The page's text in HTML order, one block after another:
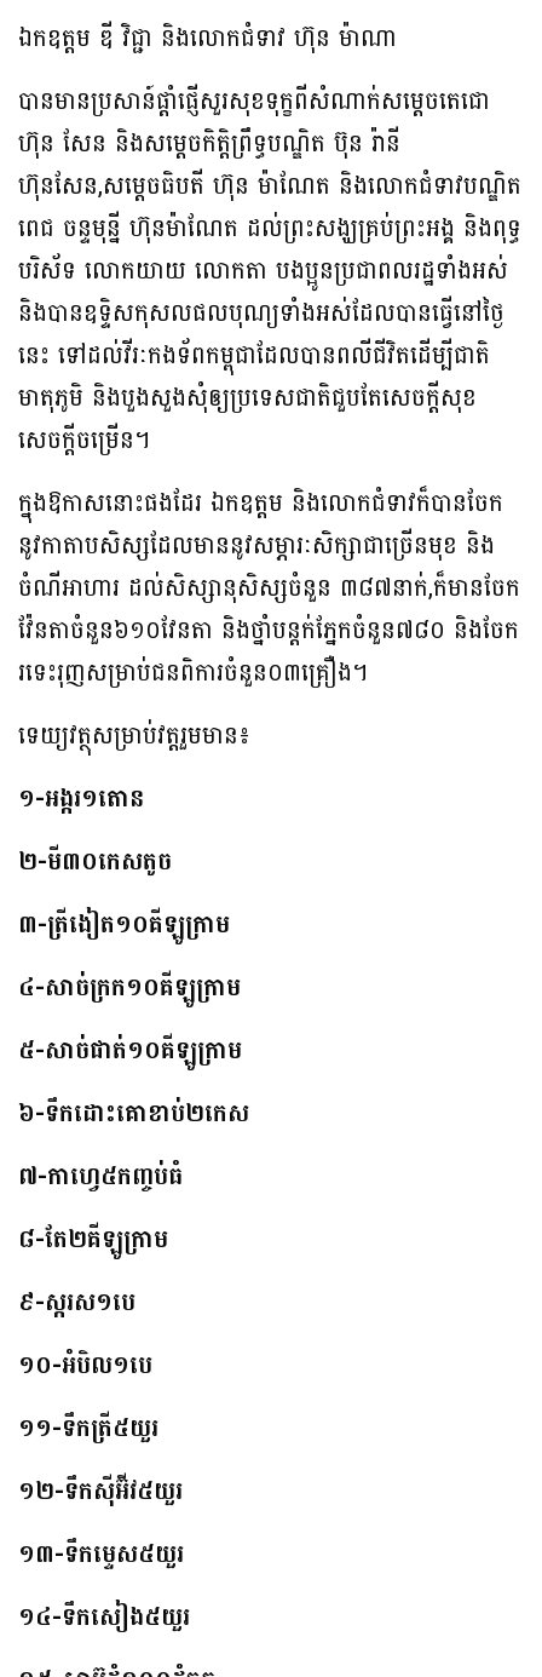
ឯកឧត្តម ឌី វិជ្ជា និងលោកជំទាវ ហ៊ុន ម៉ាណា
បានមានប្រសាន៍ផ្ដាំផ្ញើសួរសុខទុក្ខពីសំណាក់សម្ដេចតេជោ
ហ៊ុន សែន និងសម្ដេចកិត្តិព្រឹទ្ធបណ្ឌិត ប៊ុន រ៉ានី
ហ៊ុនសែន,សម្ដេចធិបតី ហ៊ុន ម៉ាណែត និងលោកជំទាវបណ្ឌិត
ពេជ ចន្ទមុន្នី ហ៊ុនម៉ាណែត ដល់ព្រះសង្ឃគ្រប់ព្រះអង្គ និងពុទ្ធ
បរិស័ទ លោកយាយ លោកតា បងប្អូនប្រជាពលរដ្ឋទាំងអស់
និងបានឧទ្ទិសកុសលផលបុណ្យទាំងអស់ដែលបានធ្វើនៅថ្ងៃ
នេះ ទៅដល់វីរៈកងទ័ពកម្ពុជាដែលបានពលីជីវិតដើម្បីជាតិ
មាតុភូមិ និងបួងសួងសុំឲ្យប្រទេសជាតិជួបតែសេចក្តីសុខ
សេចក្តីចម្រើន។
ក្នុងឱកាសនោះផងដែរ ឯកឧត្តម និងលោកជំទាវក៏បានចែក
នូវកាតាបសិស្សដែលមាននូវសម្ភារៈសិក្សាជាច្រើនមុខ និង
ចំណីអាហារ ដល់សិស្សានុសិស្សចំនួន ៣៨៧នាក់,ក៏មានចែក
វ៉ែនតាចំនួន៦១០វែនតា និងថ្នាំបន្តក់ភ្នែកចំនួន៧៨០ និងចែក
រទេះរុញសម្រាប់ជនពិការចំនួន០៣គ្រឿង។
ទេយ្យវត្ថុសម្រាប់វត្តរួមមាន៖
១-អង្ករ១តោន
២-មី៣០កេសតូច
៣-ត្រីងៀត១០គីឡូក្រាម
៤-សាច់ក្រក១០គីឡូក្រាម
៥-សាច់ផាត់១០គីឡូក្រាម
៦-ទឹកដោះគោខាប់២កេស
៧-កាហ្វេ៥កញ្ចប់ធំ
៨-តែ២គីឡូក្រាម
៩-ស្ករស១បេ
១០-អំបិល១បេ
១១-ទឹកត្រី៥យួរ
១២-ទឹកស៊ីអ៊ីវ៥យួរ
១៣-ទឹកម្ទេស៥យួរ
១៤-ទឹកសៀង៥យួរ